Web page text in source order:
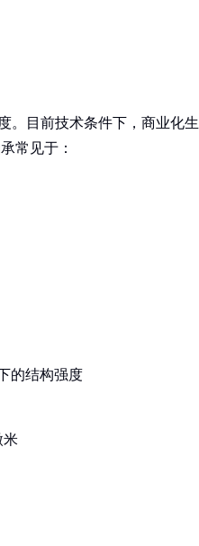
。目前技术条件下，商业化
常见于：
的结构强度
米